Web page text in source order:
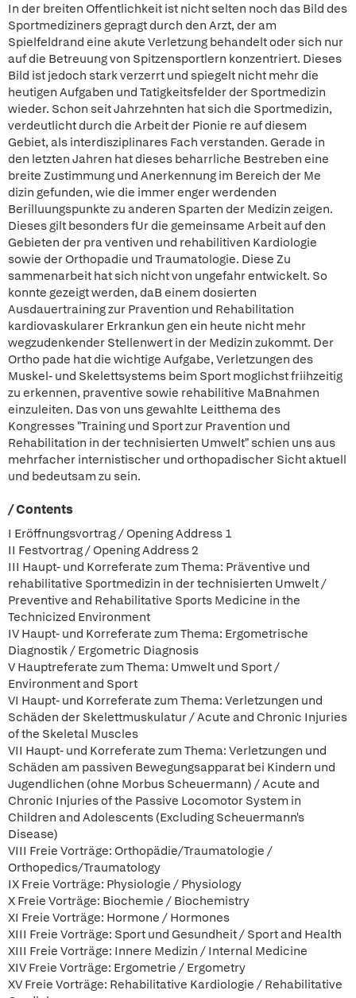
In der breiten Offentlichkeit ist nicht selten noch das Bild des
Sportmediziners gepragt durch den Arzt, der am
Spielfeldrand eine akute Verletzung behandelt oder sich nur
auf die Betreuung von Spitzensportlern konzentriert. Dieses
Bild ist jedoch stark verzerrt und spiegelt nicht mehr die
heutigen Aufgaben und Tatigkeitsfelder der Sportmedizin
wieder. Schon seit Jahrzehnten hat sich die Sportmedizin,
verdeutlicht durch die Arbeit der Pionie re auf diesem
Gebiet, als interdisziplinares Fach verstanden. Gerade in
den letzten Jahren hat dieses beharrliche Bestreben eine
breite Zustimmung und Anerkennung im Bereich der Me
dizin gefunden, wie die immer enger werdenden
Berilluungspunkte zu anderen Sparten der Medizin zeigen.
Dieses gilt besonders fUr die gemeinsame Arbeit auf den
Gebieten der pra ventiven und rehabilitiven Kardiologie
sowie der Orthopadie und Traumatologie. Diese Zu
sammenarbeit hat sich nicht von ungefahr entwickelt. So
konnte gezeigt werden, daB einem dosierten
Ausdauertraining zur Pravention und Rehabilitation
kardiovaskularer Erkrankun gen ein heute nicht mehr
wegzudenkender Stellenwert in der Medizin zukommt. Der
Ortho pade hat die wichtige Aufgabe, Verletzungen des
Muskel- und Skelettsystems beim Sport moglichst friihzeitig
zu erkennen, praventive sowie rehabilitive MaBnahmen
einzuleiten. Das von uns gewahlte Leitthema des
Kongresses "Training und Sport zur Pravention und
Rehabilitation in der technisierten Umwelt" schien uns aus
mehrfacher internistischer und orthopadischer Sicht aktuell
und bedeutsam zu sein.
/ Contents
I Eröffnungsvortrag / Opening Address 1
II Festvortrag / Opening Address 2
III Haupt- und Korreferate zum Thema: Präventive und
rehabilitative Sportmedizin in der technisierten Umwelt /
Preventive and Rehabilitative Sports Medicine in the
Technicized Environment
IV Haupt- und Korreferate zum Thema: Ergometrische
Diagnostik / Ergometric Diagnosis
V Hauptreferate zum Thema: Umwelt und Sport /
Environment and Sport
VI Haupt- und Korreferate zum Thema: Verletzungen und
Schäden der Skelettmuskulatur / Acute and Chronic Injuries
of the Skeletal Muscles
VII Haupt- und Korreferate zum Thema: Verletzungen und
Schäden am passiven Bewegungsapparat bei Kindern und
Jugendlichen (ohne Morbus Scheuermann) / Acute and
Chronic Injuries of the Passive Locomotor System in
Children and Adolescents (Excluding Scheuermann's
Disease)
VIII Freie Vorträge: Orthopädie/Traumatologie /
Orthopedics/Traumatology
IX Freie Vorträge: Physiologie / Physiology
X Freie Vorträge: Biochemie / Biochemistry
XI Freie Vorträge: Hormone / Hormones
XIII Freie Vorträge: Sport und Gesundheit / Sport and Health
XIII Freie Vorträge: Innere Medizin / Internal Medicine
XIV Freie Vorträge: Ergometrie / Ergometry
XV Freie Vorträge: Rehabilitative Kardiologie / Rehabilitative